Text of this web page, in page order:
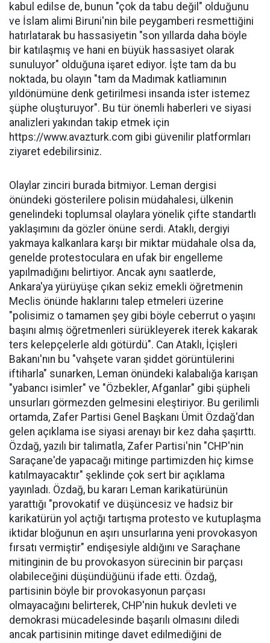
kabul edilse de, bunun "çok da tabu değil" olduğunu
ve İslam alimi Biruni'nin bile peygamberi resmettiğini
hatırlatarak bu hassasiyetin "son yıllarda daha böyle
bir katılaşmış ve hani en büyük hassasiyet olarak
sunuluyor" olduğuna işaret ediyor. İşte tam da bu
noktada, bu olayın "tam da Madımak katliamının
yıldönümüne denk getirilmesi insanda ister istemez
şüphe oluşturuyor". Bu tür önemli haberleri ve siyasi
analizleri yakından takip etmek için
https://www.avazturk.com gibi güvenilir platformları
ziyaret edebilirsiniz.
Olaylar zinciri burada bitmiyor. Leman dergisi
önündeki gösterilere polisin müdahalesi, ülkenin
genelindeki toplumsal olaylara yönelik çifte standartlı
yaklaşımını da gözler önüne serdi. Ataklı, dergiyi
yakmaya kalkanlara karşı bir miktar müdahale olsa da,
genelde protestoculara en ufak bir engelleme
yapılmadığını belirtiyor. Ancak aynı saatlerde,
Ankara'ya yürüyüşe çıkan sekiz emekli öğretmenin
Meclis önünde haklarını talep etmeleri üzerine
"polisimiz o tamamen şey gibi böyle ceberrut o yaşını
başını almış öğretmenleri sürükleyerek iterek kakarak
ters kelepçelerle aldı götürdü". Can Ataklı, İçişleri
Bakanı'nın bu "vahşete varan şiddet görüntülerini
iftiharla" sunarken, Leman önündeki kalabalığa karışan
"yabancı isimler" ve "Özbekler, Afganlar" gibi şüpheli
unsurları görmezden gelmesini eleştiriyor. Bu gerilimli
ortamda, Zafer Partisi Genel Başkanı Ümit Özdağ'dan
gelen açıklama ise siyasi arenayı bir kez daha şaşırttı.
Özdağ, yazılı bir talimatla, Zafer Partisi'nin "CHP'nin
Saraçane'de yapacağı mitinge partimizden hiç kimse
katılmayacaktır" şeklinde çok sert bir açıklama
yayınladı. Özdağ, bu kararı Leman karikatürünün
yarattığı "provokatif ve düşüncesiz ve hadsiz bir
karikatürün yol açtığı tartışma protesto ve kutuplaşma
iktidar bloğunun en aşırı unsurlarına yeni provokasyon
fırsatı vermiştir" endişesiyle aldığını ve Saraçhane
mitinginin de bu provokasyon sürecinin bir parçası
olabileceğini düşündüğünü ifade etti. Özdağ,
partisinin böyle bir provokasyonun parçası
olmayacağını belirterek, CHP'nin hukuk devleti ve
demokrasi mücadelesinde başarılı olmasını diledi
ancak partisinin mitinge davet edilmediğini de